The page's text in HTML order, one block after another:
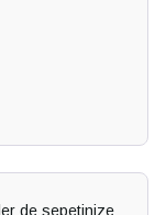
de sepetinize